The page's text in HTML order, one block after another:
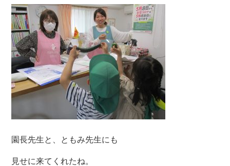
園長先生と、ともみ先生にも
見せに来てくれたね。